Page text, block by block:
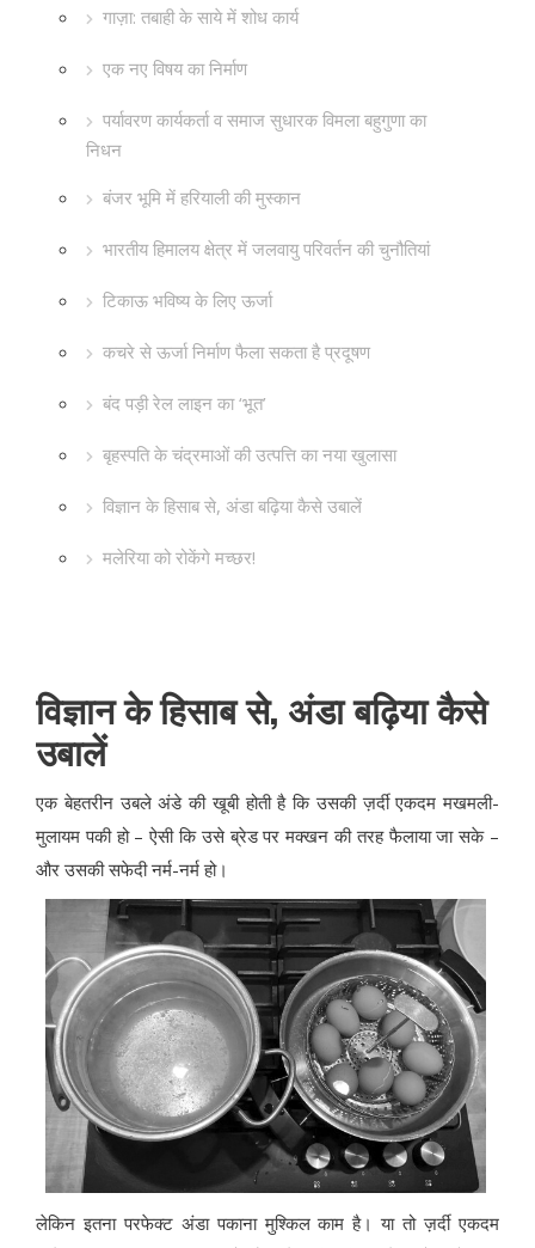
गाज़ा: तबाही के साये में शोध कार्य
एक नए विषय का निर्माण
पर्यावरण कार्यकर्ता व समाज सुधारक विमला बहुगुणा का
निधन
बंजर भूमि में हरियाली की मुस्कान
भारतीय हिमालय क्षेत्र में जलवायु परिवर्तन की चुनौतियां
टिकाऊ भविष्य के लिए ऊर्जा
कचरे से ऊर्जा निर्माण फैला सकता है प्रदूषण
बंद पड़ी रेल लाइन का ‘भूत’
बृहस्पति के चंद्रमाओं की उत्पत्ति का नया खुलासा
विज्ञान के हिसाब से, अंडा बढ़िया कैसे उबालें
मलेरिया को रोकेंगे मच्छर!
विज्ञान के हिसाब से, अंडा बढ़िया कैसे
उबालें
एक बेहतरीन उबले अंडे की खूबी होती है कि उसकी ज़र्दी एकदम मखमली-
मुलायम पकी हो – ऐसी कि उसे ब्रेड पर मक्खन की तरह फैलाया जा सके –
और उसकी सफेदी नर्म-नर्म हो।
लेकिन इतना परफेक्ट अंडा पकाना मुश्किल काम है। या तो ज़र्दी एकदम